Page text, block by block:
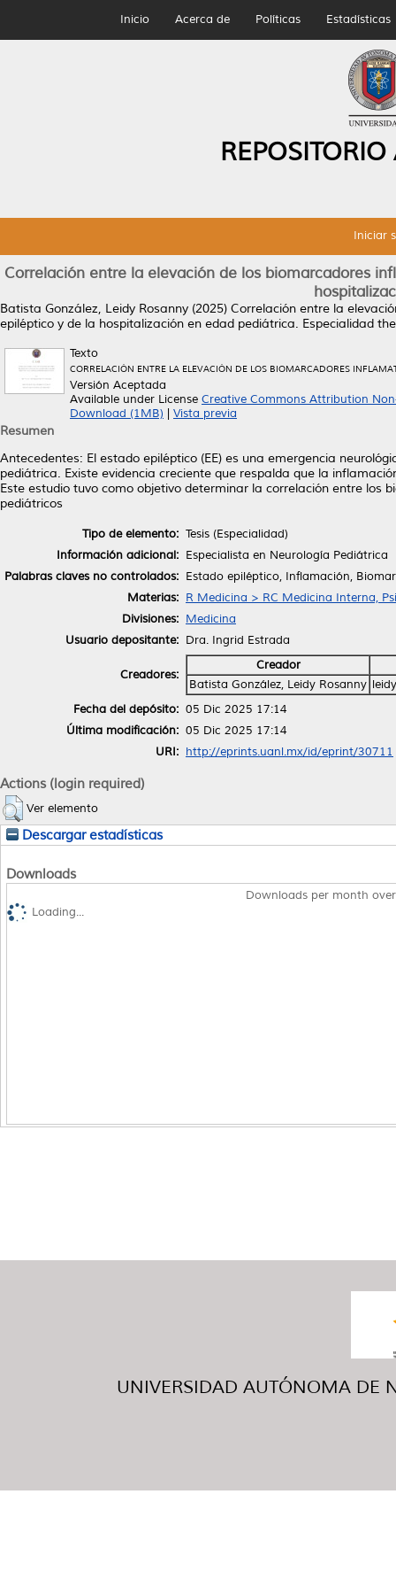
Inicio Acerca de Políticas Estadísticas
Iniciar
Correlación entre la elevación de los biomarcadores
Batista González, Leidy Rosanny (2025) Correlación entre la
epiléptico y de la hospitalización en edad pediátrica. Especialidad
Texto
CORRELACIÓN ENTRE LA ELEVACIÓN DE LOS BIOMARCADORES
Versión Aceptada
Available under License Creative Commons Attribution
Download (1MB)
Vista previa
Resumen
Antecedentes: El estado epiléptico (EE) es una emergencia
pediátrica. Existe evidencia creciente que respalda que la
Este estudio tuvo como objetivo determinar la correlación entre los
pediátricos
Tipo de elemento: Tesis (Especialidad)
Información adicional: Especialista en Neurología Pediátrica
Palabras claves no controlados: Estado epiléptico, Inflamación,
Materias: R Medicina > RC Medicina Interna,
Divisiones: Medicina
Usuario depositante: Dra. Ingrid Estrada
Creadores:
Creador
Batista González, Leidy Rosanny
Fecha del depósito: 05 Dic 2025 17:14
Última modificación: 05 Dic 2025 17:14
URI: http://eprints.uanl.mx/id/eprint/30711
Actions (login required)
Ver elemento
Descargar estadísticas
Downloads
Downloads per month
Loading...
UNIVERSIDAD AUTÓNOMA DE